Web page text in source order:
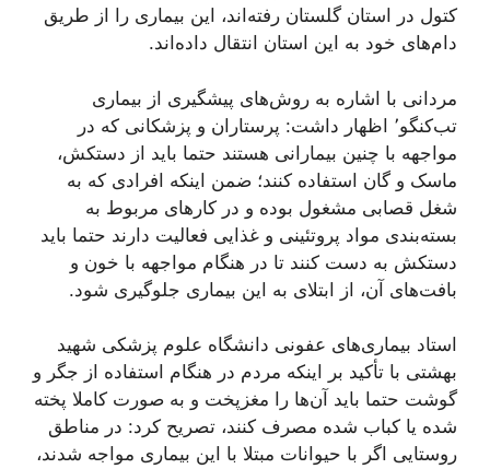
کتول در استان گلستان رفته‌اند، این بیماری را از طریق
دام‌های خود به این استان انتقال داده‌اند.
مردانی با اشاره به روش‌های پیشگیری از بیماری
تب‌کنگو٬ اظهار داشت: پرستاران و پزشکانی که در
مواجهه با چنین بیمارانی هستند حتما باید از دستکش،
ماسک و گان استفاده کنند؛ ضمن اینکه افرادی که به
شغل قصابی مشغول بوده و در کار‌های مربوط به
بسته‌بندی مواد پروتئینی و غذایی فعالیت دارند حتما باید
دستکش به دست کنند تا در هنگام مواجهه با خون و
بافت‌های آن، از ابتلای به این بیماری جلوگیری شود.
استاد بیماری‌های عفونی دانشگاه علوم پزشکی شهید
بهشتی با تأکید بر اینکه مردم در هنگام استفاده از جگر و
گوشت حتما باید آن‌ها را مغزپخت و به صورت کاملا پخته
شده یا کباب شده مصرف کنند، تصریح کرد: در مناطق
روستایی اگر با حیوانات مبتلا با این بیماری مواجه شدند،